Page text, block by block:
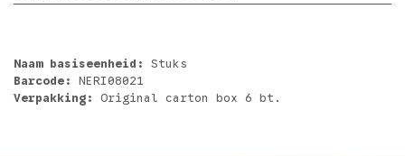
Naam basiseenheid: Stuks
Barcode: NERI08021
Verpakking: Original carton box 6 bt.